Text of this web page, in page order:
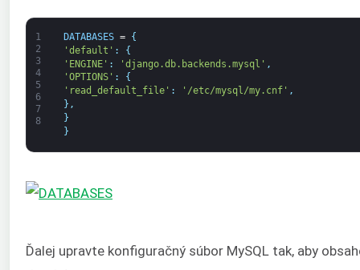
1
2
3
4
5
6
7
8
DATABASES =
{
'default' :
{
'ENGINE' : 'django.db.backends.mysql' ,
'OPTIONS' :
{
'read_default_file' : '/etc/mysql/my.cnf' ,
} ,
}
}
Ďalej upravte konfiguračný súbor MySQL tak, aby